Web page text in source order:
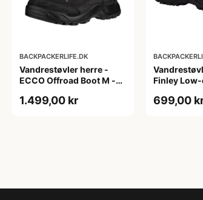
BACKPACKERLIFE.DK
Vandrestøvler herre -
ECCO Offroad Boot M -
1.499,00 kr
Finley
699,00